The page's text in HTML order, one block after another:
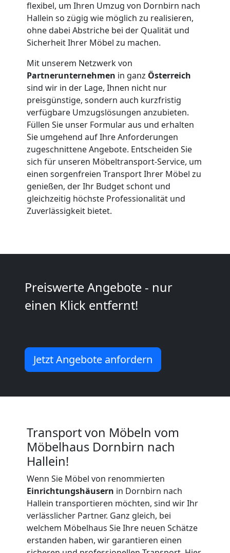
flexibel, um Ihren Umzug von Dornbirn nach
Hallein so zügig wie möglich zu realisieren,
ohne dabei Abstriche bei der Qualität und
Sicherheit Ihrer Möbel zu machen.
Mit unserem Netzwerk von
Partnerunternehmen in ganz Österreich
sind wir in der Lage, Ihnen nicht nur
preisgünstige, sondern auch kurzfristig
verfügbare Umzugslösungen anzubieten.
Füllen Sie unser Formular aus und erhalten
Sie umgehend auf Ihre Anforderungen
zugeschnittene Angebote. Entscheiden Sie
sich für unseren Möbeltransport-Service, um
einen sorgenfreien Transport Ihrer Möbel zu
genießen, der Ihr Budget schont und
gleichzeitig höchste Professionalität und
Zuverlässigkeit bietet.
Preiswerte Angebote - nur
einen Klick entfernt!
Jetzt Angebote anfordern
Transport von Möbeln vom
Möbelhaus Dornbirn nach
Hallein!
Wenn Sie Möbel von renommierten
Einrichtungshäusern in Dornbirn nach
Hallein transportieren möchten, sind wir Ihr
verlässlicher Partner. Ganz gleich, bei
welchem Möbelhaus Sie Ihre neuen Schätze
erstanden haben, wir garantieren einen
Möbeltransport
National
Möbeltransport
International
Beiladung
National
Beiladung
Umzug
Umzug